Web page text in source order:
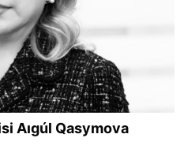
Aıgúl Qasymova